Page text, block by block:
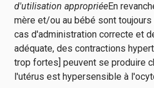
d'utilisation appropriéeEn
mère et/ou au bébé sont
cas d'administration correcte et
adéquate, des contractions
trop fortes] peuvent se produire
l'utérus est hypersensible à